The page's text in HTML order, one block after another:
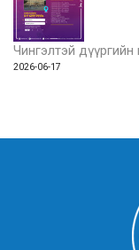
Чингэлтэй
2026-06-17